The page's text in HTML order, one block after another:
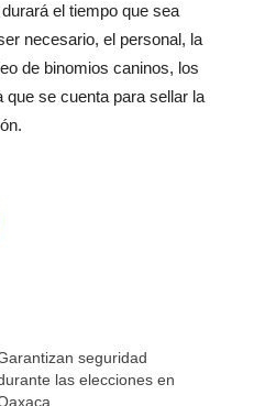
el tiempo que sea
necesario, el personal, la
de binomios caninos, los
se cuenta para sellar la
seguridad
las elecciones en